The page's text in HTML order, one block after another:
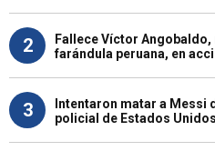
2
Fallece Víctor
farándula peruana, en
3
Intentaron matar a Messi
policial de Estados